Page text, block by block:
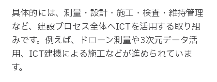
具体的には、測量・設計・施工・検査・維持管理
など、建設プロセス全体へICTを活用する取り組
みです。例えば、ドローン測量や3次元データ活
用、ICT建機による施工などが進められていま
す。